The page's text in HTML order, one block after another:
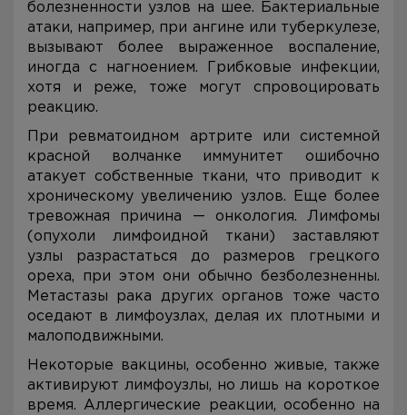
болезненности узлов на шее. Бактериальные
атаки, например, при ангине или туберкулезе,
вызывают более выраженное воспаление,
иногда с нагноением. Грибковые инфекции,
хотя и реже, тоже могут спровоцировать
реакцию.
При ревматоидном артрите или системной
красной волчанке иммунитет ошибочно
атакует собственные ткани, что приводит к
хроническому увеличению узлов. Еще более
тревожная причина — онкология. Лимфомы
(опухоли лимфоидной ткани) заставляют
узлы разрастаться до размеров грецкого
ореха, при этом они обычно безболезненны.
Метастазы рака других органов тоже часто
оседают в лимфоузлах, делая их плотными и
малоподвижными.
Некоторые вакцины, особенно живые, также
активируют лимфоузлы, но лишь на короткое
время. Аллергические реакции, особенно на